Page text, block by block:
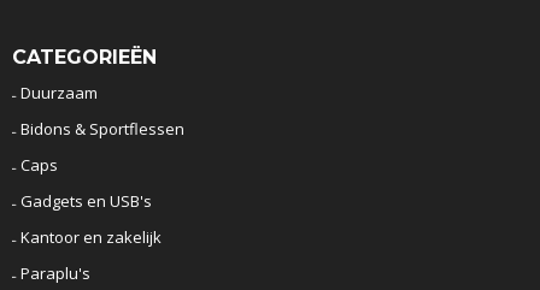
CATEGORIEËN
Duurzaam
Bidons & Sportflessen
Caps
Gadgets en USB's
Kantoor en zakelijk
Paraplu's